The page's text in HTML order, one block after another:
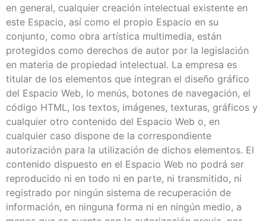
en general, cualquier creación intelectual existente en
este Espacio, así como el propio Espacio en su
conjunto, como obra artística multimedia, están
protegidos como derechos de autor por la legislación
en materia de propiedad intelectual. La empresa es
titular de los elementos que integran el diseño gráfico
del Espacio Web, lo menús, botones de navegación, el
código HTML, los textos, imágenes, texturas, gráficos y
cualquier otro contenido del Espacio Web o, en
cualquier caso dispone de la correspondiente
autorización para la utilización de dichos elementos. El
contenido dispuesto en el Espacio Web no podrá ser
reproducido ni en todo ni en parte, ni transmitido, ni
registrado por ningún sistema de recuperación de
información, en ninguna forma ni en ningún medio, a